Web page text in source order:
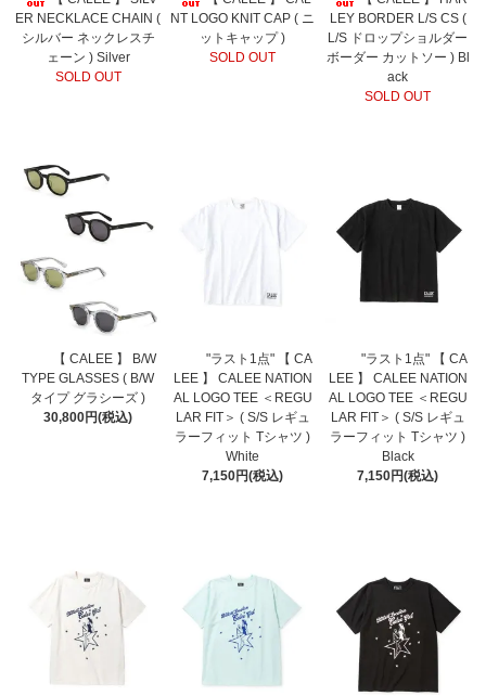
ER NECKLACE CHAIN (
シルバー ネックレスチ
ェーン ) Silver
SOLD OUT
NT LOGO KNIT CAP ( ニ
ットキャップ )
SOLD OUT
LEY BORDER L/S CS (
L/S ドロップショルダー
ボーダー カットソー ) Bl
ack
SOLD OUT
【 CALEE 】 B/W
TYPE GLASSES ( B/W
タイプ グラシーズ )
30,800円(税込)
"ラスト1点" 【 CA
LEE 】 CALEE NATION
AL LOGO TEE ＜REGU
LAR FIT＞ ( S/S レギュ
ラーフィット Tシャツ )
White
7,150円(税込)
"ラスト1点" 【 CA
LEE 】 CALEE NATION
AL LOGO TEE ＜REGU
LAR FIT＞ ( S/S レギュ
ラーフィット Tシャツ )
Black
7,150円(税込)